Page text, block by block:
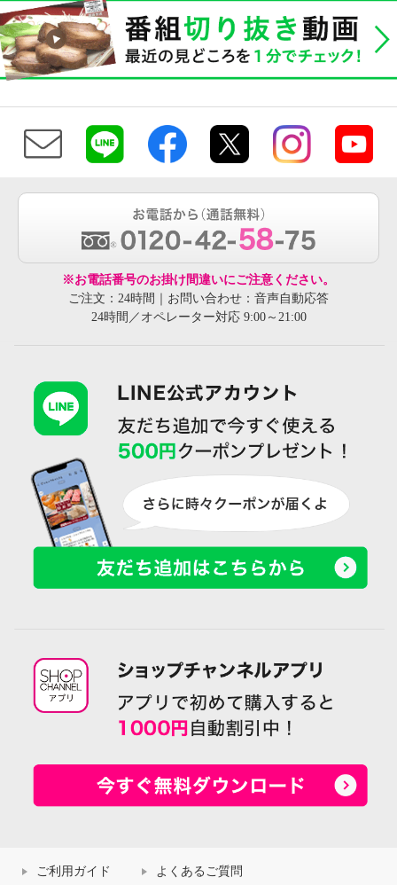
※お電話番号のお掛け間違いにご注意ください。
ご注文：24時間｜お問い合わせ：音声自動応答
24時間／オペレーター対応 9:00～21:00
ご利用ガイド よくあるご質問